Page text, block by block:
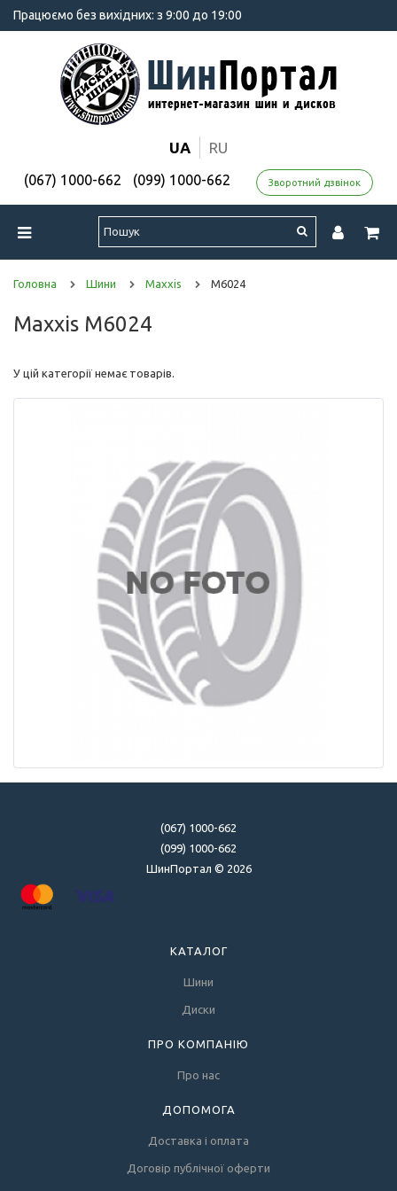
Працюємо без вихідних: з 9:00 до 19:00
UA RU
(067) 1000-662 (099) 1000-662 Зворотний дзвінок
Головна Шини Maxxis M6024
Maxxis M6024
У цій категорії немає товарів.
(067) 1000-662
(099) 1000-662
ШинПортал © 2026
КАТАЛОГ
Шини
Диски
ПРО КОМПАНІЮ
Про нас
ДОПОМОГА
Доставка і оплата
Договір публічної оферти